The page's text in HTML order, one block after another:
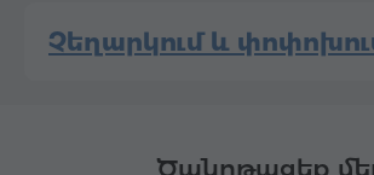
Չեղարկում և
Ծանոթացեք